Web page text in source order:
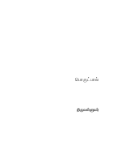
பொருட்பால்
திருவள்ளுவர்